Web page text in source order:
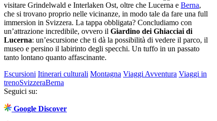
visitare Grindelwald e Interlaken Ost, oltre che Lucerna e Berna,
che si trovano proprio nelle vicinanze, in modo tale da fare una full
immersion in Svizzera. La tappa obbligata? Concludiamo con
un’attrazione incredibile, ovvero il Giardino dei Ghiacciai di
Lucerna: un’escursione che ti dà la possibilità di vedere il parco, il
museo e persino il labirinto degli specchi. Un tuffo in un passato
tanto lontano quanto affascinante.
Escursioni Itinerari culturali Montagna Viaggi Avventura Viaggi in
trenoSvizzeraBerna
Seguici su:
Google Discover